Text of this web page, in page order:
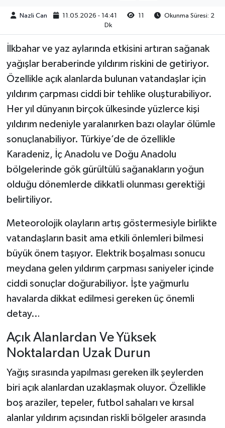
Nazli Can 11.05.2026 - 14:41 11
Okunma Süresi: 2
Dk
İlkbahar ve yaz aylarında etkisini artıran sağanak
yağışlar beraberinde yıldırım riskini de getiriyor.
Özellikle açık alanlarda bulunan vatandaşlar için
yıldırım çarpması ciddi bir tehlike oluşturabiliyor.
Her yıl dünyanın birçok ülkesinde yüzlerce kişi
yıldırım nedeniyle yaralanırken bazı olaylar ölümle
sonuçlanabiliyor. Türkiye’de de özellikle
Karadeniz, İç Anadolu ve Doğu Anadolu
bölgelerinde gök gürültülü sağanakların yoğun
olduğu dönemlerde dikkatli olunması gerektiği
belirtiliyor.
Meteorolojik olayların artış göstermesiyle birlikte
vatandaşların basit ama etkili önlemleri bilmesi
büyük önem taşıyor. Elektrik boşalması sonucu
meydana gelen yıldırım çarpması saniyeler içinde
ciddi sonuçlar doğurabiliyor. İşte yağmurlu
havalarda dikkat edilmesi gereken üç önemli
detay…
Açık Alanlardan Ve Yüksek
Noktalardan Uzak Durun
Yağış sırasında yapılması gereken ilk şeylerden
biri açık alanlardan uzaklaşmak oluyor. Özellikle
boş araziler, tepeler, futbol sahaları ve kırsal
alanlar yıldırım açısından riskli bölgeler arasında